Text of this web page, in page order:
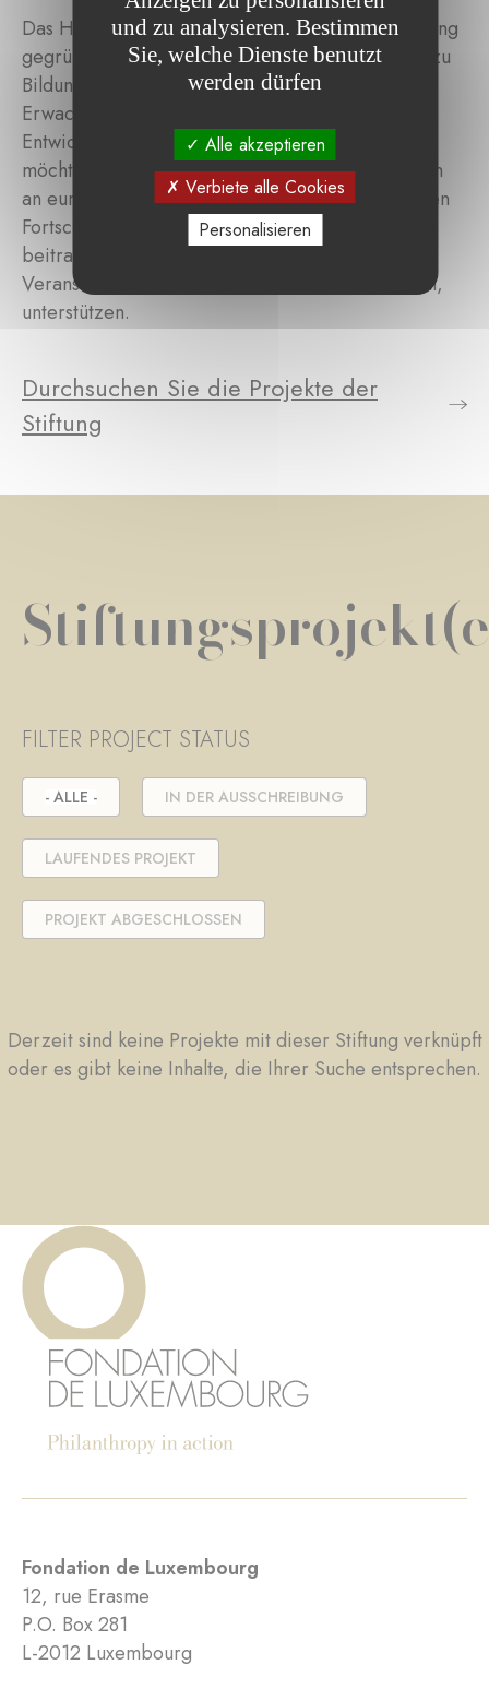
Das Hauptziel der im Gedenken an Alexander Illing
gegründeten Stiftung besteht darin, den Zugang zu
Bildung für Kinder, Jugendliche und junge
Erwachsene in Portugal und in den lusophonen
Entwicklungsländern zu verbessern. Außerdem
möchte sie durch die Unterstützung von Forschern
an europäischen Einrichtungen zum medizinischen
Fortschritt im Bereich der Kinderheilkunde
beitragen. Die Stiftung kann auch kulturelle
Veranstaltungen und Aktivitäten in Porto, Portugal,
unterstützen.
Durchsuchen Sie die Projekte der
Stiftung
FILTER PROJECT STATUS
- ALLE - IN DER AUSSCHREIBUNG
LAUFENDES PROJEKT
PROJEKT ABGESCHLOSSEN
Derzeit sind keine Projekte mit dieser Stiftung verknüpft
oder es gibt keine Inhalte, die Ihrer Suche entsprechen.
Fondation de Luxembourg
12, rue Erasme
P.O. Box 281
L-2012 Luxembourg
und zu analysieren. Bestimmen
Sie, welche Dienste benutzt
werden dürfen
Alle akzeptieren
Verbiete alle Cookies
Personalisieren